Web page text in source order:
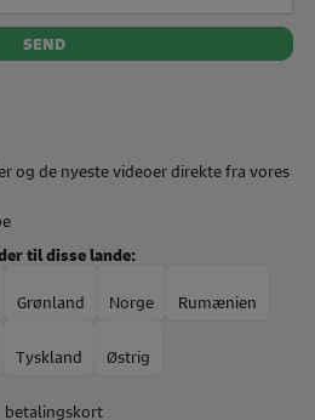
og de nyeste videoer direkte fra vores
til disse lande:
Grønland Norge Rumænien
Tyskland Østrig